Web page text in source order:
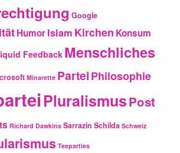
Google
HumorIslam Kirchen Konsum
Feedback Menschliches
Minarette ParteiPhilosophie
PluralismusPost
Richard Dawkins Sarrazin Schilda Schweiz
Teeparties